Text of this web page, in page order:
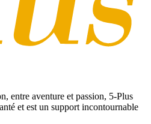
entre aventure et passion, 5-Plus
et est un support incontournable